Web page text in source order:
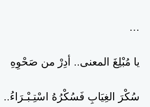
…
يا مُبْلِغَ المعنى.. أدِرْ من صَحْوِهِ
سُكْرَ الغِيَابِ فَسُكْرُهُ اسْتِـبْـرَاءُ..